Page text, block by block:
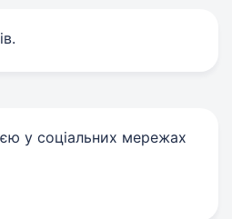
у соціальних мережах
link